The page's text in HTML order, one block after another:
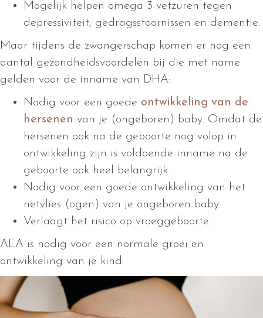
Mogelijk helpen omega 3 vetzuren tegen
depressiviteit, gedragsstoornissen en dementie.
Maar tijdens de zwangerschap komen er nog een
aantal gezondheidsvoordelen bij die met name
gelden voor de inname van DHA:
Nodig voor een goede ontwikkeling van de
hersenen van je (ongeboren) baby. Omdat de
hersenen ook na de geboorte nog volop in
ontwikkeling zijn is voldoende inname na de
geboorte ook heel belangrijk.
Nodig voor een goede ontwikkeling van het
netvlies (ogen) van je ongeboren baby
Verlaagt het risico op vroeggeboorte.
ALA is nodig voor een normale groei en
ontwikkeling van je kind.